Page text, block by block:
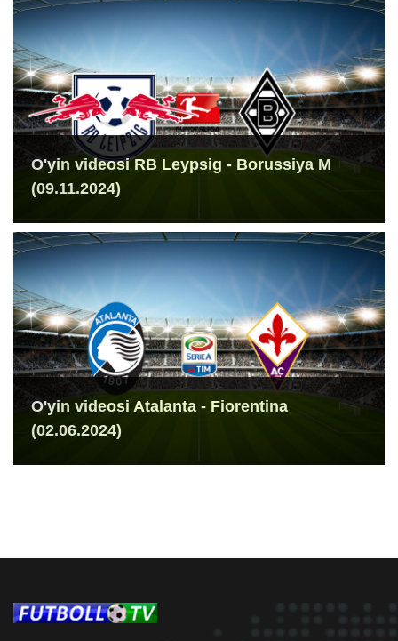
O'yin videosi RB Leypsig - Borussiya M
(09.11.2024)
O'yin videosi Atalanta - Fiorentina
(02.06.2024)